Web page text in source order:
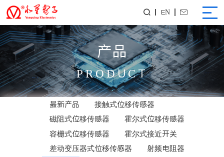
 EN 
产品
PRODUCT
最新产品
接触式位移传感器
磁阻式位移传感器
霍尔式位移传感器
容栅式位移传感器
霍尔式接近开关
差动变压器式位移传感器
射频电阻器